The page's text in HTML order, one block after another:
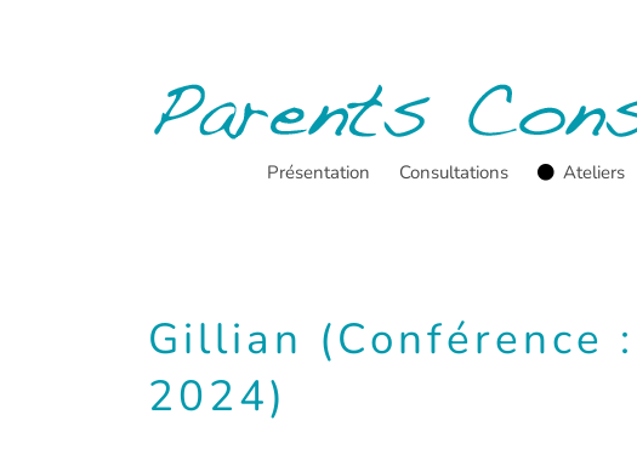
Présentation Consultations Ateliers
Gillian (Conférence
2024)